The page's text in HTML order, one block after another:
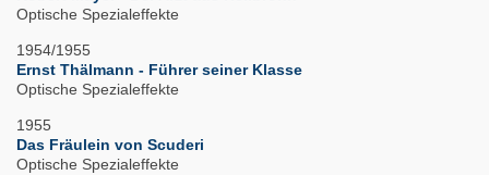
Optische Spezialeffekte
1954/1955
Ernst Thälmann - Führer seiner Klasse
Optische Spezialeffekte
1955
Das Fräulein von Scuderi
Optische Spezialeffekte